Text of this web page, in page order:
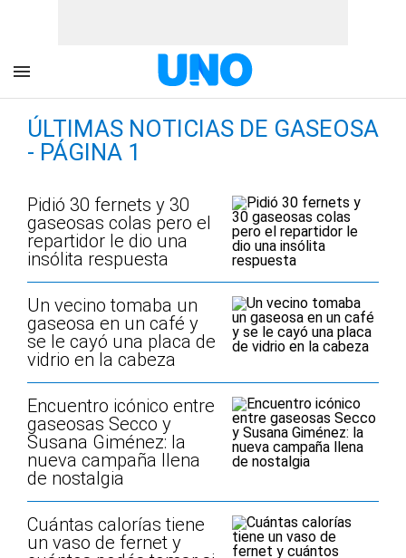
ÚLTIMAS NOTICIAS DE GASEOSA
- PÁGINA 1
Pidió 30 fernets y 30
gaseosas colas pero el
repartidor le dio una
insólita respuesta
Un vecino tomaba un
gaseosa en un café y
se le cayó una placa de
vidrio en la cabeza
Encuentro icónico entre
gaseosas Secco y
Susana Giménez: la
nueva campaña llena
de nostalgia
Cuántas calorías tiene
un vaso de fernet y